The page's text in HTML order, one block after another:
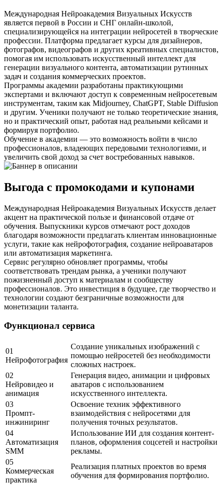
Международная Нейроакадемия Визуальных Искусств
является первой в России и СНГ онлайн-школой,
специализирующейся на интеграции нейросетей в творческие
профессии. Платформа предлагает курсы для дизайнеров,
фотографов, видеографов и других креативных специалистов,
помогая им использовать искусственный интеллект для
генерации визуального контента, автоматизации рутинных
задач и создания коммерческих проектов.
Программы академии разработаны практикующими
экспертами и включают доступ к современным нейросетевым
инструментам, таким как Midjourney, ChatGPT, Stable Diffusion
и другим. Ученики получают не только теоретические знания,
но и практический опыт, работая над реальными кейсами и
формируя портфолио.
Обучение в академии — это возможность войти в число
профессионалов, владеющих передовыми технологиями, и
увеличить свой доход за счет востребованных навыков.
Выгода с промокодами и купонами
Международная Нейроакадемия Визуальных Искусств делает
акцент на практической пользе и финансовой отдаче от
обучения. Выпускники курсов отмечают рост доходов
благодаря возможности предлагать клиентам инновационные
услуги, такие как нейрофотография, создание нейроаватаров
или автоматизация маркетинга.
Сервис регулярно обновляет программы, чтобы
соответствовать трендам рынка, а ученики получают
пожизненный доступ к материалам и сообществу
профессионалов. Это инвестиция в будущее, где творчество и
технологии создают безграничные возможности для
монетизации таланта.
Функционал сервиса
01
Нейрофотография
Создание уникальных изображений с
помощью нейросетей без необходимости
сложных настроек.
02
Нейровидео и
анимация
Генерация видео, анимации и цифровых
аватаров с использованием
искусственного интеллекта.
03
Промпт-
инжиниринг
Освоение техник эффективного
взаимодействия с нейросетями для
получения точных результатов.
04
Автоматизация
SMM
Использование ИИ для создания контент-
планов, оформления соцсетей и настройки
рекламы.
05
Коммерческая
практика
Реализация платных проектов во время
обучения для формирования портфолио.